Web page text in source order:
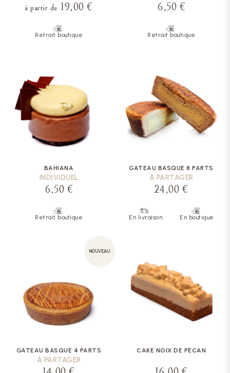
à partir de 19,00 €
Retrait boutique
6,50 €
Retrait boutique
BAHIANA
INDIVIDUEL
6,50 €
Retrait boutique
GATEAU BASQUE 8 PARTS
À PARTAGER
24,00 €
En livraison En boutique
NOUVEAU
GATEAU BASQUE 4 PARTS
À PARTAGER
CAKE NOIX DE PÉCAN